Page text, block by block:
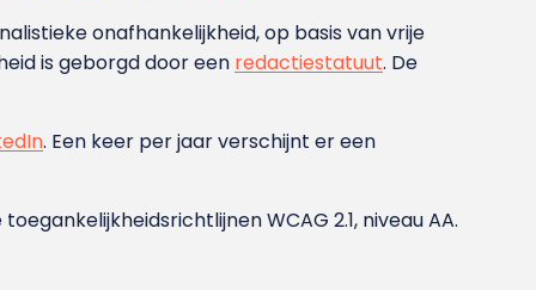
onafhankelijkheid, op basis van vrije
is geborgd door een redactiestatuut. De
. Een keer per jaar verschijnt er een
WCAG 2.1, niveau AA.